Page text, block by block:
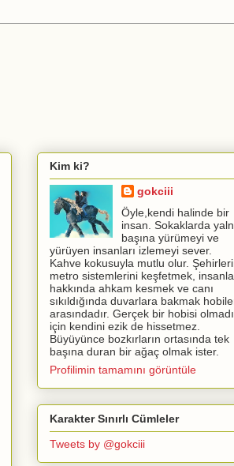
Kim ki?
gokciii
Öyle,kendi halinde bir
insan. Sokaklarda
başına yürümeyi ve
yürüyen insanları izlemeyi sever.
Kahve kokusuyla mutlu olur.
metro sistemlerini keşfetmek,
hakkında ahkam kesmek ve canı
sıkıldığında duvarlara bakmak
arasındadır. Gerçek bir hobisi
için kendini ezik de hissetmez.
Büyüyünce bozkırların ortasında tek
başına duran bir ağaç olmak ister.
Profilimin tamamını görüntüle
Karakter Sınırlı Cümleler
Tweets by @gokciii